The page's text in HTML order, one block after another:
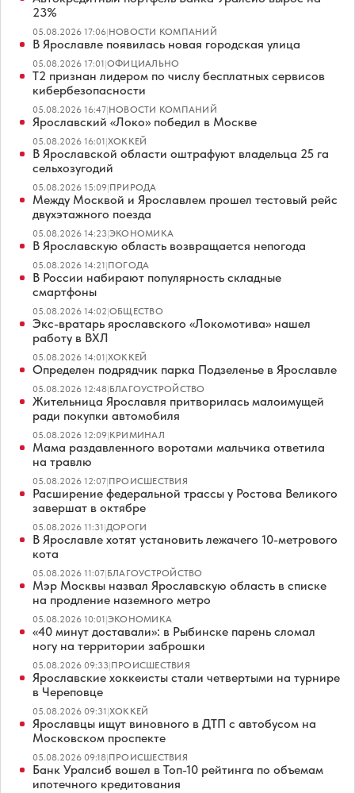
23%
05.08.2026 17:06|НОВОСТИ КОМПАНИЙ
В Ярославле появилась новая городская улица
05.08.2026 17:01|ОФИЦИАЛЬНО
Т2 признан лидером по числу бесплатных сервисов
кибербезопасности
05.08.2026 16:47|НОВОСТИ КОМПАНИЙ
Ярославский «Локо» победил в Москве
05.08.2026 16:01|ХОККЕЙ
В Ярославской области оштрафуют владельца 25 га
сельхозугодий
05.08.2026 15:09|ПРИРОДА
Между Москвой и Ярославлем прошел тестовый рейс
двухэтажного поезда
05.08.2026 14:23|ЭКОНОМИКА
В Ярославскую область возвращается непогода
05.08.2026 14:21|ПОГОДА
В России набирают популярность складные
смартфоны
05.08.2026 14:02|ОБЩЕСТВО
Экс-вратарь ярославского «Локомотива» нашел
работу в ВХЛ
05.08.2026 14:01|ХОККЕЙ
Определен подрядчик парка Подзеленье в Ярославле
05.08.2026 12:48|БЛАГОУСТРОЙСТВО
Жительница Ярославля притворилась малоимущей
ради покупки автомобиля
05.08.2026 12:09|КРИМИНАЛ
Мама раздавленного воротами мальчика ответила
на травлю
05.08.2026 12:07|ПРОИСШЕСТВИЯ
Расширение федеральной трассы у Ростова Великого
завершат в октябре
05.08.2026 11:31|ДОРОГИ
В Ярославле хотят установить лежачего 10-метрового
кота
05.08.2026 11:07|БЛАГОУСТРОЙСТВО
Мэр Москвы назвал Ярославскую область в списке
на продление наземного метро
05.08.2026 10:01|ЭКОНОМИКА
«40 минут доставали»: в Рыбинске парень сломал
ногу на территории заброшки
05.08.2026 09:33|ПРОИСШЕСТВИЯ
Ярославские хоккеисты стали четвертыми на турнире
в Череповце
05.08.2026 09:31|ХОККЕЙ
Ярославцы ищут виновного в ДТП с автобусом на
Московском проспекте
05.08.2026 09:18|ПРОИСШЕСТВИЯ
Банк Уралсиб вошел в Топ-10 рейтинга по объемам
ипотечного кредитования